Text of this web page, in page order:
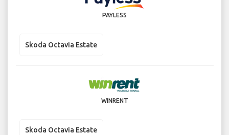
PAYLESS
Skoda Octavia Estate
WINRENT
Skoda Octavia Estate